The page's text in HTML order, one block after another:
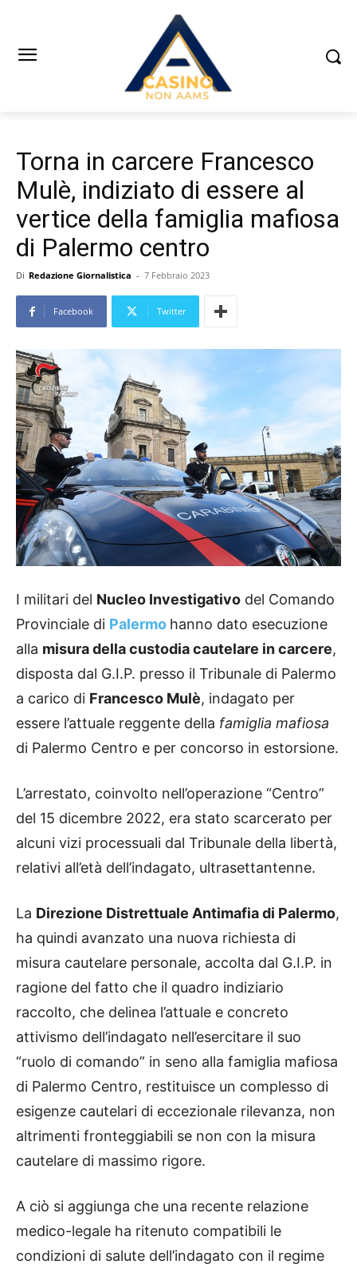
Torna in carcere Francesco
Mulè, indiziato di essere al
vertice della famiglia mafiosa
di Palermo centro
Di Redazione Giornalistica - 7 Febbraio 2023
Facebook Twitter
I militari del Nucleo Investigativo del Comando
Provinciale di Palermo hanno dato esecuzione
alla misura della custodia cautelare in carcere,
disposta dal G.I.P. presso il Tribunale di Palermo
a carico di Francesco Mulè, indagato per
essere l’attuale reggente della famiglia mafiosa
di Palermo Centro e per concorso in estorsione.
L’arrestato, coinvolto nell’operazione “Centro”
del 15 dicembre 2022, era stato scarcerato per
alcuni vizi processuali dal Tribunale della libertà,
relativi all’età dell’indagato, ultrasettantenne.
La Direzione Distrettuale Antimafia di Palermo,
ha quindi avanzato una nuova richiesta di
misura cautelare personale, accolta dal G.I.P. in
ragione del fatto che il quadro indiziario
raccolto, che delinea l’attuale e concreto
attivismo dell’indagato nell’esercitare il suo
“ruolo di comando” in seno alla famiglia mafiosa
di Palermo Centro, restituisce un complesso di
esigenze cautelari di eccezionale rilevanza, non
altrimenti fronteggiabili se non con la misura
cautelare di massimo rigore.
A ciò si aggiunga che una recente relazione
medico-legale ha ritenuto compatibili le
condizioni di salute dell’indagato con il regime